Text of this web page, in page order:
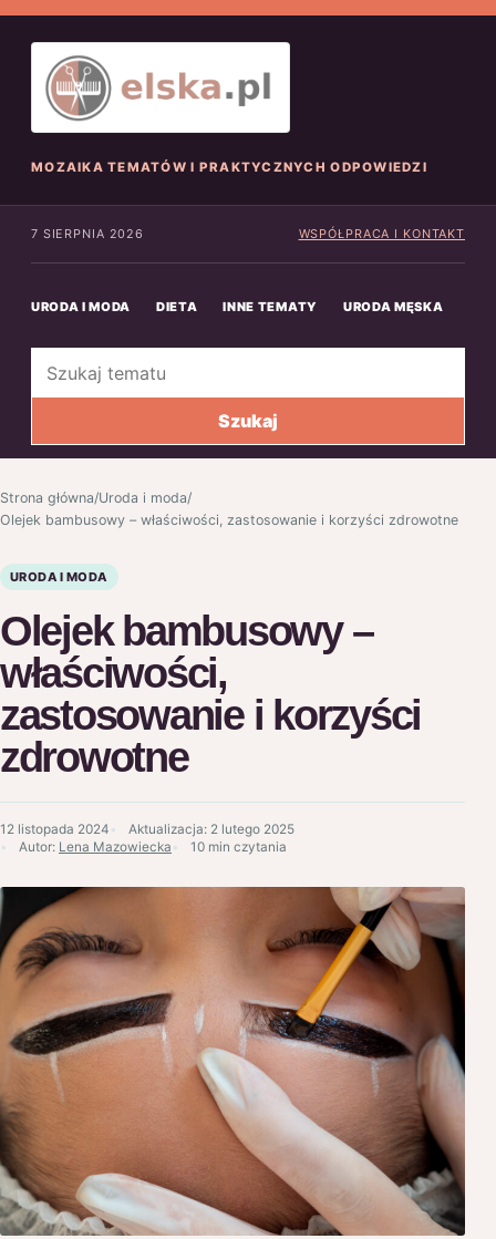
MOZAIKA TEMATÓW I PRAKTYCZNYCH ODPOWIEDZI
7 SIERPNIA 2026 WSPÓŁPRACA I KONTAKT
URODA I MODA DIETA INNE TEMATY URODA MĘSKA
Szukaj
Szukaj
Strona główna/Uroda i moda/
Olejek bambusowy – właściwości, zastosowanie i korzyści zdrowotne
URODA I MODA
Olejek bambusowy –
właściwości,
zastosowanie i korzyści
zdrowotne
12 listopada 2024 Aktualizacja: 2 lutego 2025
Autor: Lena Mazowiecka 10 min czytania